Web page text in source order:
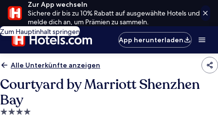
Zur App wechseln
Sichere dir bis zu 10% Rabatt auf ausgewählte Hotels und
melde dich an, um Prämien zu sammeln.
Zum Hauptinhalt springen
App herunterladen
Alle Unterkünfte anzeigen
Courtyard by Marriott Shenzhen
Bay
4.0-